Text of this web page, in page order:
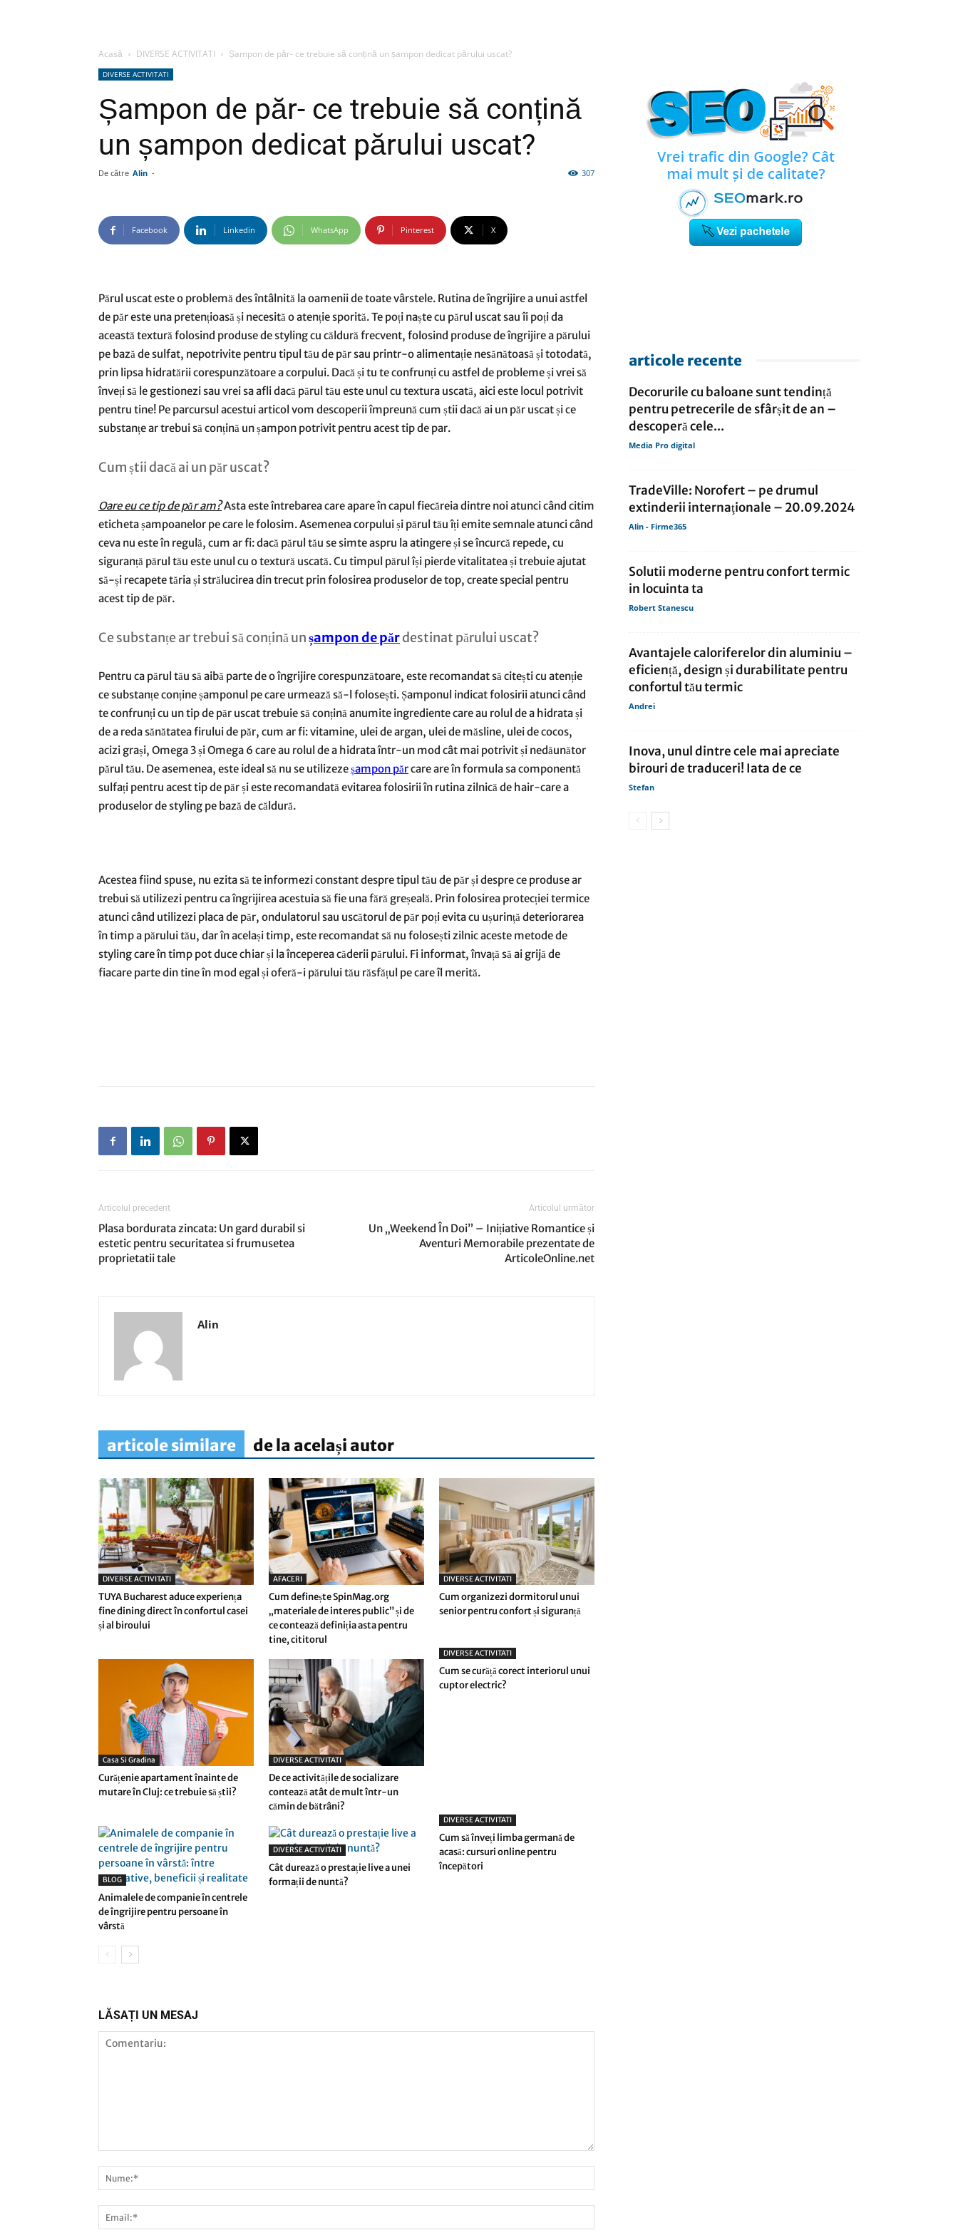
de
Acasă DIVERSE ACTIVITATI Șampon de păr- ce trebuie să conțină un șampon dedicat părului uscat?
DIVERSE ACTIVITATI
Șampon de păr- ce trebuie să conțină
un șampon dedicat părului uscat?
De către Alin - 307
Facebook Linkedin WhatsApp Pinterest X
Părul uscat este o problemă des întâlnită la oamenii de toate vârstele. Rutina de îngrijire a unui astfel
de păr este una pretențioasă și necesită o atenție sporită. Te poți naște cu părul uscat sau îi poți da
această textură folosind produse de styling cu căldură frecvent, folosind produse de îngrijire a părului
pe bază de sulfat, nepotrivite pentru tipul tău de păr sau printr-o alimentație nesănătoasă și totodată,
prin lipsa hidratării corespunzătoare a corpului. Dacă și tu te confrunți cu astfel de probleme și vrei să
înveți să le gestionezi sau vrei sa afli dacă părul tău este unul cu textura uscată, aici este locul potrivit
pentru tine! Pe parcursul acestui articol vom descoperii împreună cum știi dacă ai un păr uscat și ce
substanțe ar trebui să conțină un șampon potrivit pentru acest tip de par.
Cum știi dacă ai un păr uscat?
Oare eu ce tip de păr am?Asta este întrebarea care apare în capul fiecăreia dintre noi atunci când citim
eticheta șampoanelor pe care le folosim. Asemenea corpului și părul tău îți emite semnale atunci când
ceva nu este în regulă, cum ar fi: dacă părul tău se simte aspru la atingere și se încurcă repede, cu
siguranță părul tău este unul cu o textură uscată. Cu timpul părul își pierde vitalitatea și trebuie ajutat
să-și recapete tăria și strălucirea din trecut prin folosirea produselor de top, create special pentru
acest tip de păr.
Ce substanțe ar trebui să conțină unșampon de părdestinat părului uscat?
Pentru ca părul tău să aibă parte de o îngrijire corespunzătoare, este recomandat să citești cu atenție
ce substanțe conține șamponul pe care urmează să-l folosești. Șamponul indicat folosirii atunci când
te confrunți cu un tip de păr uscat trebuie să conțină anumite ingrediente care au rolul de a hidrata și
de a reda sănătatea firului de păr, cum ar fi: vitamine, ulei de argan, ulei de măsline, ulei de cocos,
acizi grași, Omega 3 și Omega 6 care au rolul de a hidrata într-un mod cât mai potrivit și nedăunător
părul tău. De asemenea, este ideal să nu se utilizezeșampon părcare are în formula sa componentă
sulfați pentru acest tip de păr și este recomandată evitarea folosirii în rutina zilnică de hair-care a
produselor de styling pe bază de căldură.
Acestea fiind spuse, nu ezita să te informezi constant despre tipul tău de păr și despre ce produse ar
trebui să utilizezi pentru ca îngrijirea acestuia să fie una fără greșeală. Prin folosirea protecției termice
atunci când utilizezi placa de păr, ondulatorul sau uscătorul de păr poți evita cu ușurință deteriorarea
în timp a părului tău, dar în același timp, este recomandat să nu folosești zilnic aceste metode de
styling care în timp pot duce chiar și la începerea căderii părului. Fi informat, învață să ai grijă de
fiacare parte din tine în mod egal și oferă-i părului tău răsfățul pe care îl merită.
Articolul precedent
Plasa bordurata zincata: Un gard durabil si
estetic pentru securitatea si frumusetea
proprietatii tale
Articolul următor
Un „Weekend În Doi” – Inițiative Romantice și
Aventuri Memorabile prezentate de
ArticoleOnline.net
Alin
articole similare de la același autor
DIVERSE ACTIVITATI
TUYA Bucharest aduce experiența
fine dining direct în confortul casei
și al biroului
AFACERI
Cum definește SpinMag.org
„materiale de interes public” și de
ce contează definiția asta pentru
tine, cititorul
DIVERSE ACTIVITATI
Cum organizezi dormitorul unui
senior pentru confort și siguranță
Casa Si Gradina
Curățenie apartament înainte de
mutare în Cluj: ce trebuie să știi?
DIVERSE ACTIVITATI
De ce activitățile de socializare
contează atât de mult într-un
cămin de bătrâni?
DIVERSE ACTIVITATI
Cum se curăță corect interiorul unui
cuptor electric?
BLOG
Animalele de companie în centrele
de îngrijire pentru persoane în
vârstă
DIVERSE ACTIVITATI
Cât durează o prestație live a unei
formații de nuntă?
DIVERSE ACTIVITATI
Cum să înveți limba germană de
acasă: cursuri online pentru
începători
LĂSAȚI UN MESAJ
articole recente
Decorurile cu baloane sunt tendință
pentru petrecerile de sfârșit de an –
descoperă cele...
Media Pro digital
TradeVille: Norofert – pe drumul
extinderii internaţionale – 20.09.2024
Alin - Firme365
Solutii moderne pentru confort termic
in locuinta ta
Robert Stanescu
Avantajele caloriferelor din aluminiu –
eficiență, design și durabilitate pentru
confortul tău termic
Andrei
Inova, unul dintre cele mai apreciate
birouri de traduceri! Iata de ce
Stefan